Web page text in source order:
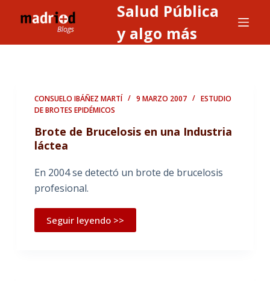
l
Salud Pública
y algo más
CONSUELO IBÁÑEZ MARTÍ 9 MARZO 2007
ESTUDIO
DE BROTES EPIDÉMICOS
Brote de Brucelosis en una Industria
láctea
En 2004 se detectó un brote de brucelosis
profesional.
Seguir leyendo >>